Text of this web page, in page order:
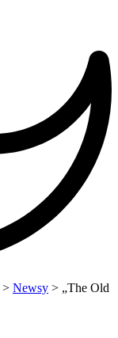
> Newsy > „The Old